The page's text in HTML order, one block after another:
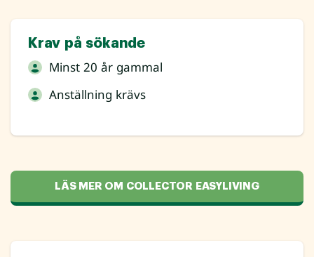
Krav på sökande
Minst 20 år gammal
Anställning krävs
LÄS MER OM COLLECTOR EASYLIVING